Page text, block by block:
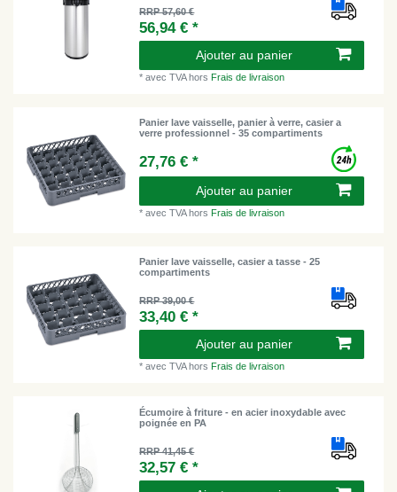
RRP 57,60 €
56,94 € *
Ajouter au panier
*avec TVAhorsFrais de livraison
Panier lave vaisselle, panier à verre, casier a
verre professionnel - 35 compartiments
27,76 € *
Ajouter au panier
*avec TVAhorsFrais de livraison
Panier lave vaisselle, casier a tasse - 25
compartiments
RRP 39,00 €
33,40 € *
Ajouter au panier
*avec TVAhors Frais de livraison
Écumoire à friture - en acier inoxydable avec
poignée en PA
RRP 41,45 €
32,57 € *